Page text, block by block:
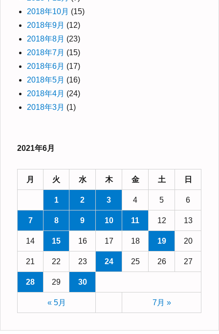
2018年10月 (15)
2018年9月 (12)
2018年8月 (23)
2018年7月 (15)
2018年6月 (17)
2018年5月 (16)
2018年4月 (24)
2018年3月 (1)
2021年6月
月 火 水 木 金 土 日
« 5月 7月 »
1 2 3 4 5 6
7 8 9 10 11 12 13
14 15 16 17 18 19 20
21 22 23 24 25 26 27
28 29 30